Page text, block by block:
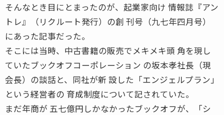
そんなとき目にとまったのが、起業家向け 情報誌『アン
トレ』（リクルート発行）の創 刊号（九七年四月号）
にあった記事だった。
そこには当時、中古書籍の販売でメキメキ頭 角を現し
ていたブックオフコーポレーション の坂本孝社長（現
会長）の談話と、同社が新 設した「エンジェルプラン」
という経営者の 育成制度について記されていた。
まだ年商が 五七億円しかなかったブックオフが、「シ